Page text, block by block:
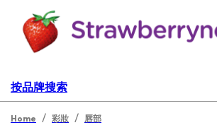
按品牌搜索
Home / 彩妝 / 唇部